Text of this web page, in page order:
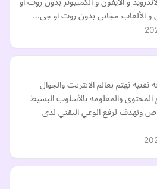
و الألعاب مجاني بدون روت او جي…
تهتم بعالم الانترنت والجوال
والمعلومه بالأسلوب البسيط
ونهدف لرفع الوعي التقني لدى